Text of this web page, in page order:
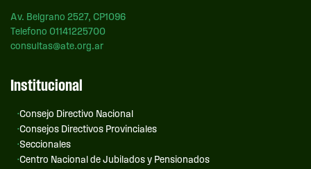
Av. Belgrano 2527, CP1096
Telefono 01141225700
consultas@ate.org.ar
Institucional
Consejo Directivo Nacional
Consejos Directivos Provinciales
Seccionales
Centro Nacional de Jubilados y Pensionados